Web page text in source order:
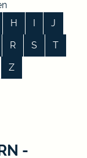
H I
J
R S
T
Z
-